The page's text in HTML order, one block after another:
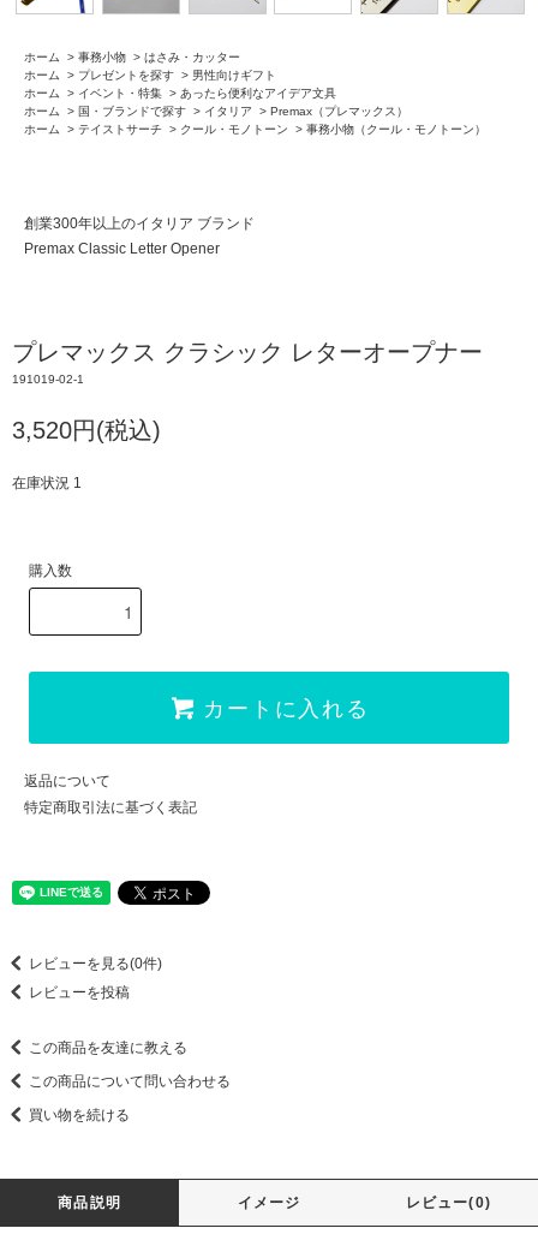
ホーム > 事務小物 > はさみ・カッター
ホーム
> プレゼントを探す > 男性向けギフト
ホーム
> イベント・特集 > あったら便利なアイデア文具
ホーム
> 国・ブランドで探す > イタリア > Premax（プレマックス）
ホーム
> テイストサーチ > クール・モノトーン > 事務小物（クール・モノトーン）
創業300年以上のイタリア ブランド
Premax Classic Letter Opener
プレマックス クラシック レターオープナー
191019-02-1
3,520円(税込)
在庫状況 1
購入数
カートに入れる
返品について
特定商取引法に基づく表記
レビューを見る(0件)
レビューを投稿
この商品を友達に教える
この商品について問い合わせる
買い物を続ける
商品説明 イメージ レビュー(0)